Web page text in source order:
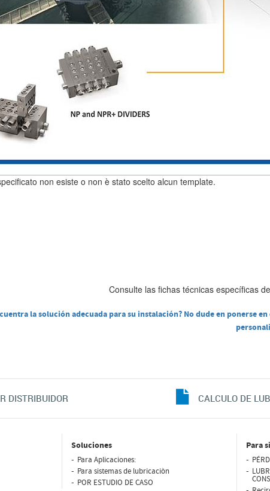
non esiste o non è stato scelto alcun template.
Consulte las fichas técnicas específicas
la solución adecuada para su instalación? No dude en ponerse
DISTRIBUIDOR CALCULO DE
Soluciones
Para Aplicaciones:
Para sistemas de lubricaciòn
POR ESTUDIO DE CASO
Para